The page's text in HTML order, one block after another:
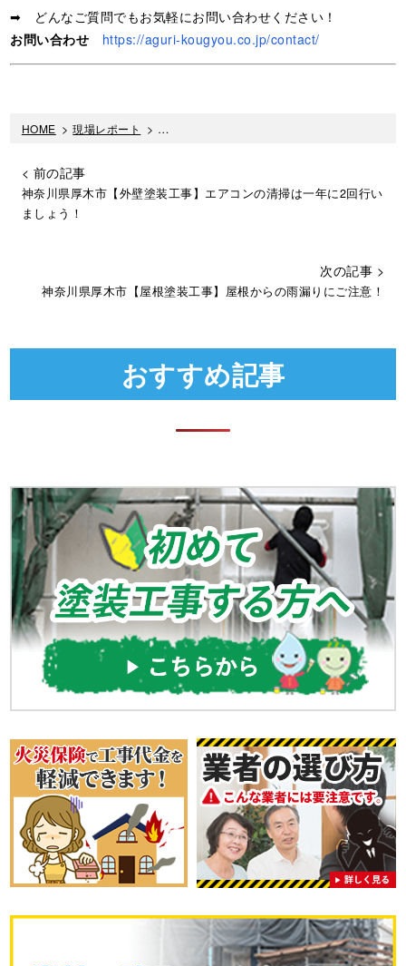
➡ どんなご質問でもお気軽にお問い合わせください！
お問い合わせ
https://aguri-kougyou.co.jp/contact/
HOME >現場レポート > 神奈川県厚木市【外壁塗装工事】内装クロス貼
< 前の記事
神奈川県厚木市【外壁塗装工事】エアコンの清掃は一年に2回行い
ましょう！
次の記事 >
神奈川県厚木市【屋根塗装工事】屋根からの雨漏りにご注意！
おすすめ記事